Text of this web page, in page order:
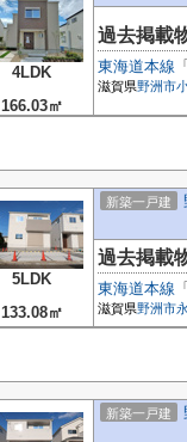
4LDK
166.03㎡
過去掲載
東海道本線
滋賀県野洲市
5LDK
133.08㎡
新築一戸建
過去掲載
東海道本線
滋賀県野洲市
新築一戸建